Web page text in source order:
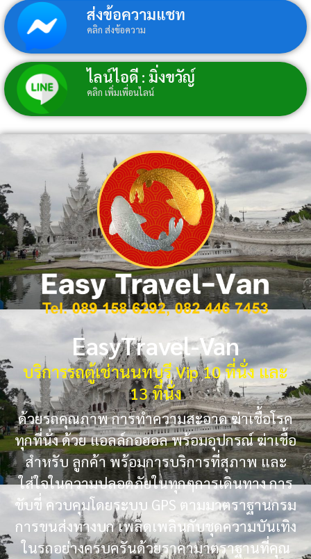
ส่งข้อความแชท
คลิก ส่งข้อความ
ไลน์ไอดี : มิ่งขวัญ์
คลิก เพิ่มเพื่อนไลน์
EasyTravel-Van
บริการรถตู้เช่านนทบุรี Vip 10 ที่นั่ง และ
13 ที่นั่ง
ด้วยรถคุณภาพ การทำความสะอาด ฆ่าเชื้อโรค
ทุกที่นั่ง ด้วย แอลล์กอฮอล พร้อมอุปกรณ์ ฆ่าเชื้อ
สำหรับ ลูกค้า พร้อมการบริการที่สุภาพ และ
ใส่ใจในความปลอดภัยในทุกๆการเดินทาง การ
ขับขี่ ควบคุมโดยระบบ GPS ตามมาตราฐานกรม
การขนส่งทางบก เพลิดเพลินกับชุดความบันเทิง
ในรถอย่างครบครันด้วยราคามาตราฐานที่คุณ